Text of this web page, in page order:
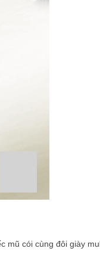
mũ cói cùng đôi giày